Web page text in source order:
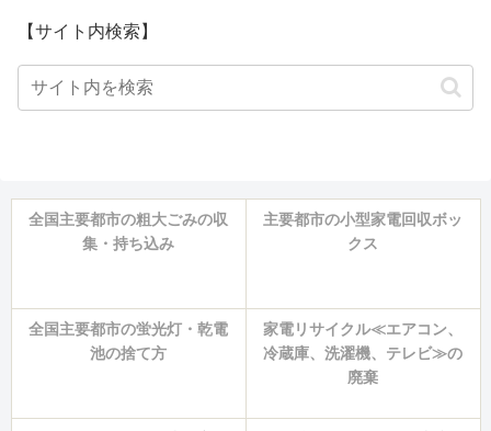
【サイト内検索】
全国主要都市の粗大ごみの収
集・持ち込み
主要都市の小型家電回収ボッ
クス
全国主要都市の蛍光灯・乾電
池の捨て方
家電リサイクル≪エアコン、
冷蔵庫、洗濯機、テレビ≫の
廃棄